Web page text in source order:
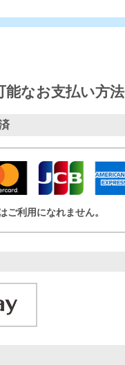
能なお支払い方法
ご利用になれません。